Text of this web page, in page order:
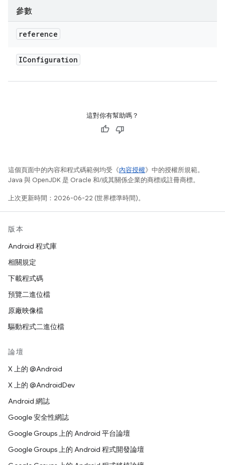
參數
reference
IConfiguration
這對你有幫助嗎？
這個頁面中的內容和程式碼範例均受《內容授權》中的授權所規範。
Java 與 OpenJDK 是 Oracle 和/或其關係企業的商標或註冊商標。
上次更新時間：2026-06-22 (世界標準時間)。
版本
Android 程式庫
相關規定
下載程式碼
預覽二進位檔
原廠映像檔
驅動程式二進位檔
論壇
X 上的 @Android
X 上的 @AndroidDev
Android 網誌
Google 安全性網誌
Google Groups 上的 Android 平台論壇
Google Groups 上的 Android 程式開發論壇